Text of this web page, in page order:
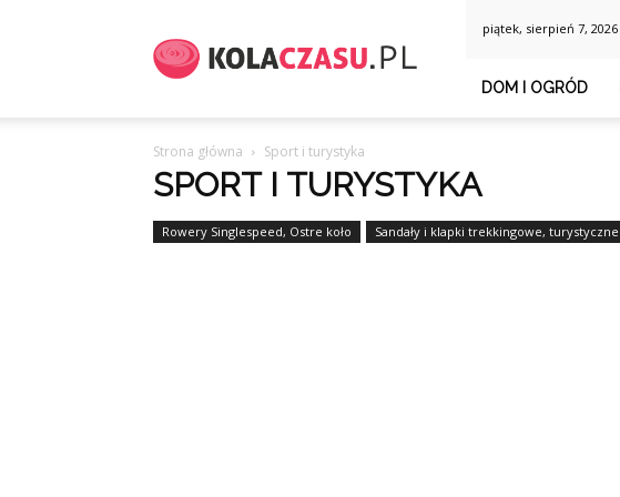
piątek, sierpień 7, 2026
DOM I OGRÓD
Strona główna Sport i turystyka
SPORT I TURYSTYKA
Rowery Singlespeed, Ostre koło Sandały i klapki trekkingowe, turystyczne